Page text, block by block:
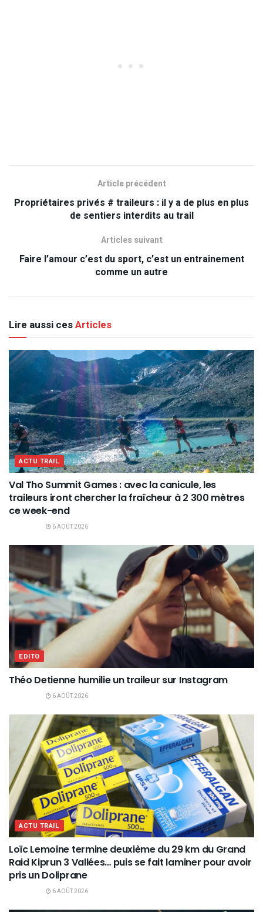
Article précédent
Propriétaires privés # traileurs : il y a de plus en plus
de sentiers interdits au trail
Articles suivant
Faire l’amour c’est du sport, c’est un entrainement
comme un autre
Lire aussi cesArticles
ACTU TRAIL
Val Tho Summit Games : avec la canicule, les
traileurs iront chercher la fraîcheur à 2 300 mètres
ce week-end
6 AOÛT 2026
EDITO
Théo Detienne humilie un traileur sur Instagram
6 AOÛT 2026
ACTU TRAIL
Loïc Lemoine termine deuxième du 29 km du Grand
Raid Kiprun 3 Vallées… puis se fait laminer pour avoir
pris un Doliprane
6 AOÛT 2026